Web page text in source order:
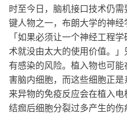
时至今日，脑机接口技术仍
键人物之一，布朗大学的神经
「如果必须让一个神经工程
术就没由太大的使用价值。
有感染的风险。植入物也可
害脑内细胞，而这些细胞正
来异物的免疫反应会在植入
结痂后细胞分裂过多产生的伤